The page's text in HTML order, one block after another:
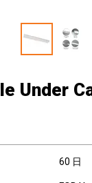
Under
60 日